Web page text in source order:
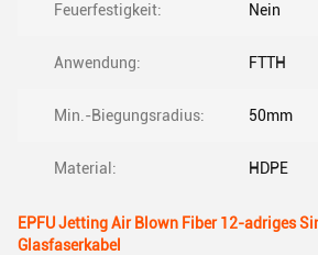
Feuerfestigkeit: Nein
Anwendung: FTTH
Min.-Biegungsradius: 50mm
Material: HDPE
EPFU Jetting Air Blown Fiber 12-adriges
Glasfaserkabel